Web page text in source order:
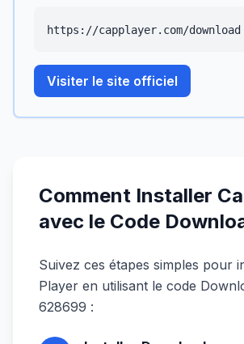
https://capplayer.com/download
Visiter le site officiel
Comment Installer
avec le Code
Suivez ces étapes simples pour
Player en utilisant le code
628699 :